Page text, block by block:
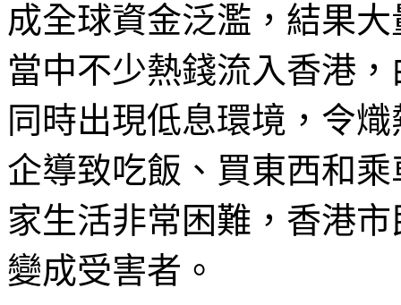
成全球資金泛濫，結果
當中不少熱錢流入香港
同時出現低息環境，令
企導致吃飯、買東西和
家生活非常困難，香港
變成受害者。